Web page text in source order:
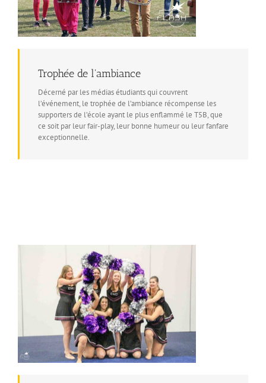
Trophée de l'ambiance
Décerné par les médias étudiants qui couvrent
l’événement, le trophée de l’ambiance récompense les
supporters de l’école ayant le plus enflammé le T5B, que
ce soit par leur fair-play, leur bonne humeur ou leur fanfare
exceptionnelle.